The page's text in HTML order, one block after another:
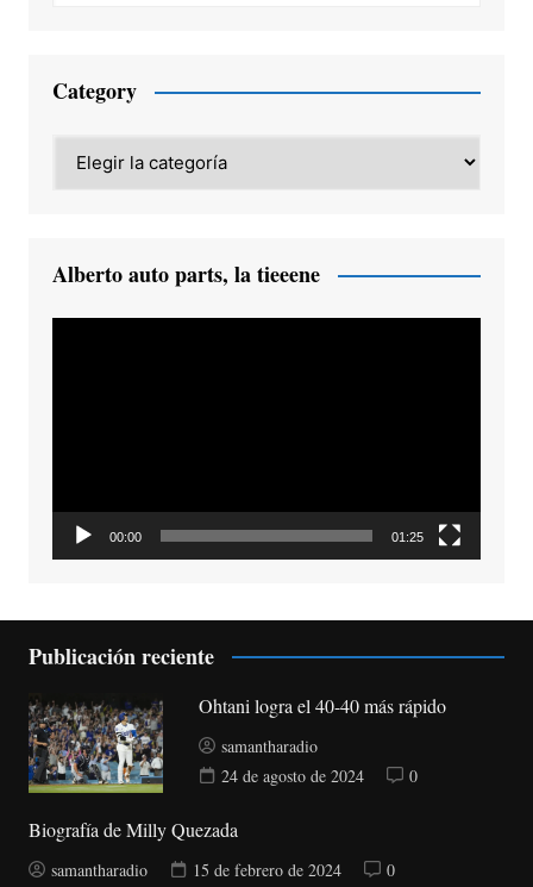
Category
Alberto auto parts, la tieeene
00:00 01:25
Publicación reciente
Ohtani logra el 40-40 más rápido
samantharadio
24 de agosto de 2024
0
Biografía de Milly Quezada
samantharadio 15 de febrero de 2024 0